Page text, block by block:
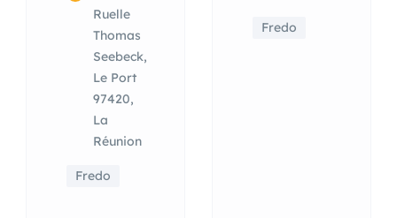
Ruelle
Thomas
Seebeck,
Le Port
97420,
La
Réunion
Fredo
Fredo